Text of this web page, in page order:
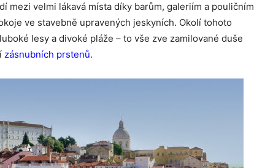
mezi velmi lákavá místa díky barům, galeriím a pouličním
ve stavebně upravených jeskyních. Okolí tohoto
lesy a divoké pláže – to vše zve zamilované duše
zásnubních prstenů.